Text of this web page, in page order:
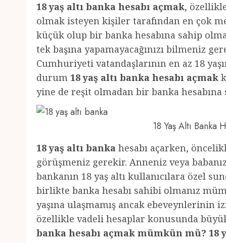
18 yaş altı banka hesabı açmak,
olmak isteyen kişiler tarafından en çok
küçük olup bir banka hesabına sahip
tek başına yapamayacağınızı bilmeniz
Cumhuriyeti vatandaşlarının en az 18
durum 18 yaş altı banka hesabı açmak
yine de reşit olmadan bir banka
18 Yaş Altı Banka
18 yaş altı banka hesabı açarken,
görüşmeniz gerekir. Anneniz veya
bankanın 18 yaş altı kullanıcılara özel
birlikte banka hesabı sahibi olmanız
yaşına ulaşmamış ancak ebeveynlerinin
özellikle vadeli hesaplar konusunda
banka hesabı açmak mümkün mü? 18